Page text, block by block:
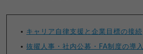
キャリア自律支援と企業目標の接続
抜擢人事・社内公募・FA制度の導入